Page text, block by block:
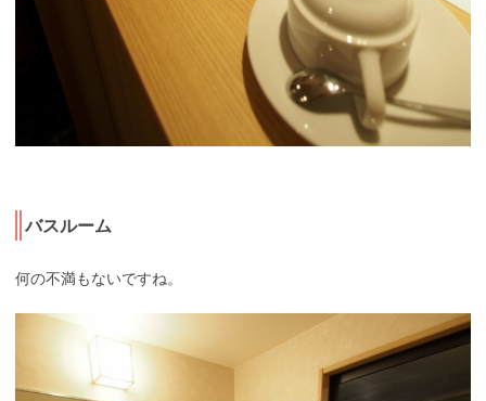
バスルーム
何の不満もないですね。